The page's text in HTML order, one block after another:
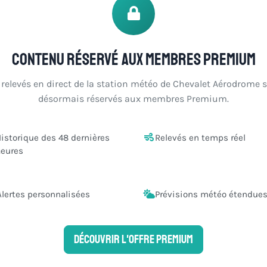
Contenu réservé aux membres Premium
relevés en direct de la station météo de Chevalet Aérodrome
désormais réservés aux membres Premium.
des 48 dernières
Relevés en temps réel
personnalisées Prévisions météo étendues
Découvrir l'offre Premium